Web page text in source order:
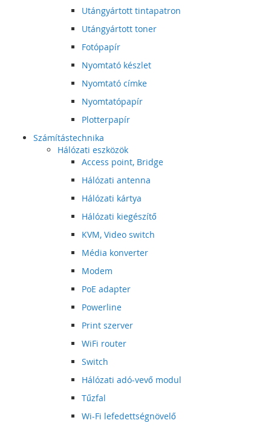
Utángyártott tintapatron
Utángyártott toner
Fotópapír
Nyomtató készlet
Nyomtató címke
Nyomtatópapír
Plotterpapír
Számítástechnika
Hálózati eszközök
Access point, Bridge
Hálózati antenna
Hálózati kártya
Hálózati kiegészítő
KVM, Video switch
Média konverter
Modem
PoE adapter
Powerline
Print szerver
WiFi router
Switch
Hálózati adó-vevő modul
Tűzfal
Wi-Fi lefedettségnövelő